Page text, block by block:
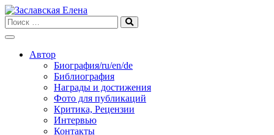
Skip
to
content
Автор
Биография/ru/en/de
Библиография
Награды и достижения
Фото для публикаций
Критика, Рецензии
Интервью
Контакты